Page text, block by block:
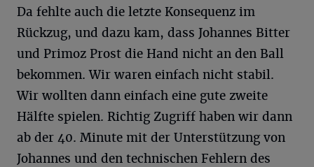
Da fehlte auch die letzte Konsequenz im
Rückzug, und dazu kam, dass Johannes Bitter
und Primoz Prost die Hand nicht an den Ball
bekommen. Wir waren einfach nicht stabil.
Wir wollten dann einfach eine gute zweite
Hälfte spielen. Richtig Zugriff haben wir dann
ab der 40. Minute mit der Unterstützung von
Johannes und den technischen Fehlern des